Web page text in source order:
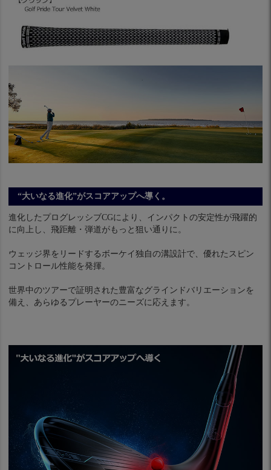
“大いなる進化”がスコアアップへ導く。
進化したプログレッシブCGにより、インパクトの安定性が飛躍的
に向上し、飛距離・弾道がもっと狙い通りに。
ウェッジ界をリードするボーケイ独自の溝設計で、優れたスピン
コントロール性能を発揮。
世界中のツアーで証明された豊富なグラインドバリエーションを
備え、あらゆるプレーヤーのニーズに応えます。